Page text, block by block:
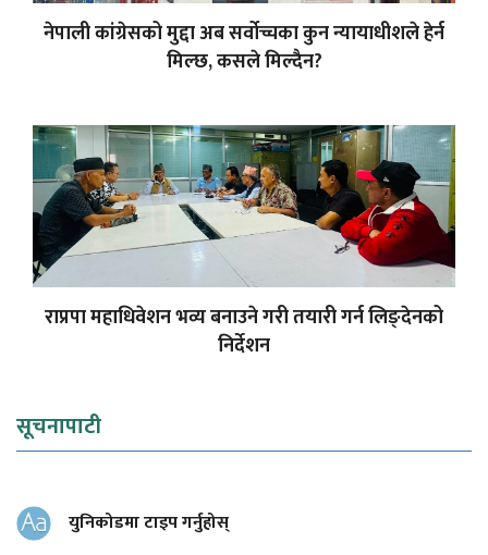
नेपाली कांग्रेसको मुद्दा अब सर्वोच्चका कुन न्यायाधीशले हेर्न
मिल्छ, कसले मिल्दैन?
राप्रपा महाधिवेशन भव्य बनाउने गरी तयारी गर्न लिङ्देनको
निर्देशन
सूचनापाटी
युनिकोडमा टाइप गर्नुहोस्